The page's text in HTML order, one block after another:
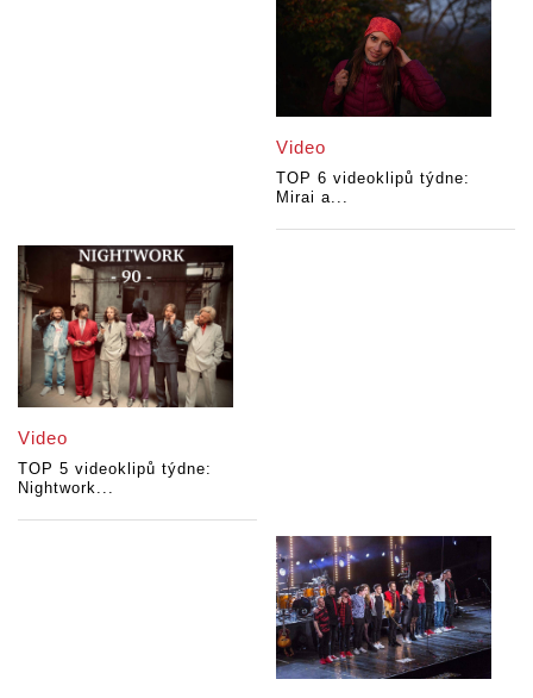
Video
TOP 6 videoklipů týdne:
Mirai a...
Video
TOP 5 videoklipů týdne:
Nightwork...